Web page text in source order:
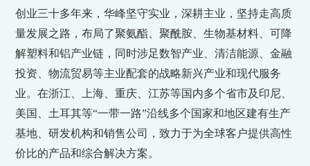
创业三十多年来，华峰坚守实业，深耕主业，坚持走高质
量发展之路，布局了聚氨酯、聚酰胺、生物基材料、可降
解塑料和铝产业链，同时涉足数智产业、清洁能源、金融
投资、物流贸易等主业配套的战略新兴产业和现代服务
业。在浙江、上海、重庆、江苏等国内多个省市及印尼、
美国、土耳其等“一带一路”沿线多个国家和地区建有生产
基地、研发机构和销售公司，致力于为全球客户提供高性
价比的产品和综合解决方案。